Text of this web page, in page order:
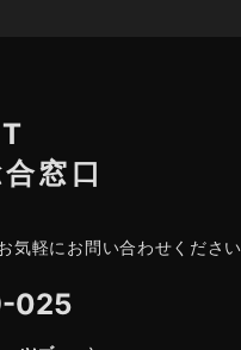
窓口
軽にお問い合わせください
025